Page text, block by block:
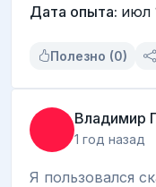
Дата опыта: июл
Полезно (0)
Владимир
1 год назад
Я пользовался